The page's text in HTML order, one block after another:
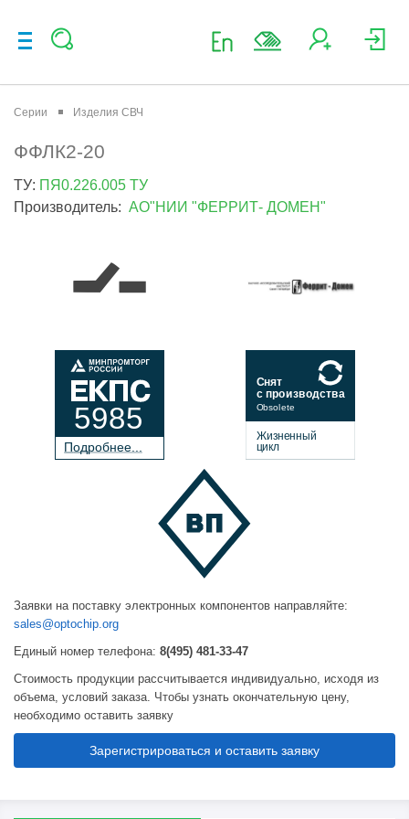
Серии Изделия СВЧ
ФФЛК2-20
ТУ: ПЯ0.226.005 ТУ
Производитель: АО"НИИ "ФЕРРИТ- ДОМЕН"
Подробнее...
5985
Жизненный
цикл
Obsolete
Снят
с производства
Заявки на поставку электронных компонентов направляйте:
sales@optochip.org
Единый номер телефона: 8(495) 481-33-47
Стоимость продукции рассчитывается индивидуально, исходя из
объема, условий заказа. Чтобы узнать окончательную цену,
необходимо оставить заявку
Зарегистрироваться и оставить заявку